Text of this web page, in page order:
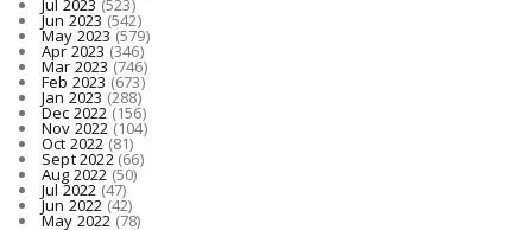
Jul 2023 (523)
Jun 2023(542)
May 2023(579)
Apr 2023 (346)
Mar 2023 (746)
Feb 2023 (673)
Jan 2023 (288)
Dec 2022(156)
Nov 2022 (104)
Oct 2022 (81)
Sept 2022(66)
Aug 2022 (50)
Jul 2022 (47)
Jun 2022(42)
May 2022(78)